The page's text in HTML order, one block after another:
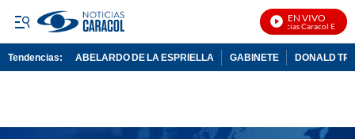
EN VIVO
Noticias Caracol En Vivo
Tendencias: ABELARDO DE LA ESPRIELLA GABINETE DONALD